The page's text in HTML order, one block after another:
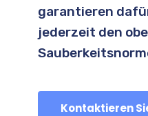
garantieren
jederzeit den
Kontaktieren